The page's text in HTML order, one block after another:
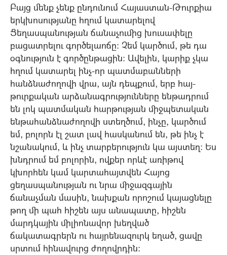
Բայց մենք չենք ընդունում Հայաստան-Թուրքիա
երկխոսությանը հղում կատարելով
Ցեղասպանության ճանաչումից խուսափելը
բացատրելու գործելաոճը: Չեմ կարծում, թե դա
օգնություն է գործընթացին: Ավելին, կարիք չկա
հղում կատարել ինչ-որ պատմաբանների
հանձնաժողովի վրա, այն դեպքում, երբ հայ-
թուրքական արձանագրությունները ենթադրում
են լոկ պատմական հարթության միջպետական
ենթահանձնաժողովի ստեղծում, ինչը, կարծում
եմ, բոլորն էլ շատ լավ հասկանում են, թե ինչ է
նշանակում, և ինչ տարբերություն կա այստեղ: Ես
խնդրում եմ բոլորին, ովքեր որևէ առիթով
կխորհեն կամ կարտահայտվեն Հայոց
ցեղասպանության ու նրա միջազգային
ճանաչման մասին, նախքան որոշում կայացնելը
թող մի պահ հիշեն այս անապատը, հիշեն
մարդկային միլիոնավոր խեղված
ճակատագրերն ու հայրենազուրկ եղած, ցավը
սրտում հինավուրց ժողովրդին: